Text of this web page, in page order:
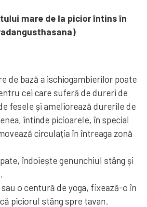
mare de la picior întins în
de bază a ischiogambierilor poate
cei care suferă de dureri de
fesele și ameliorează durerile de
întinde picioarele, în special
circulația în întreaga zonă
îndoiește genunchiul stâng și
sau o centură de yoga, fixează-o în
piciorul stâng spre tavan.